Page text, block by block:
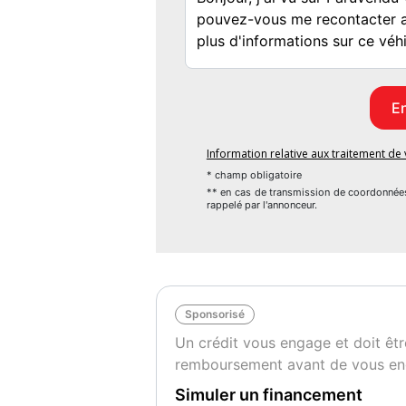
de vitesse, Lunette arrière surteintée,
des vitres séquentielle, Pare-brise
Phares avant LED, Phares de route
stationnement AV, Radio numérique
vitesse, Rétroviseur intérieur
Rétroviseurs rabattables
Siège passager réglable en hauteur,
d'obstacles, Système d'éclairage
de somnolence, Système de prévention
profondeur et hauteur
Garantie : renew Gold 12 mois
Couleur
Rouge
Information relative aux traitement de
* champ obligatoire
** en cas de transmission de
rappelé par l'annonceur.
Sponsorisé
Un crédit vous engage et doit
remboursement avant de vous
Simuler un financement